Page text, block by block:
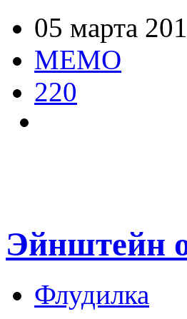
05 марта
MEMO
220
Эйнштейн
Флудилка